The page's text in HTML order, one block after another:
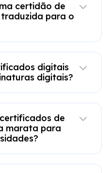
certidão de
para o
digitais
digitais?
de
marata para